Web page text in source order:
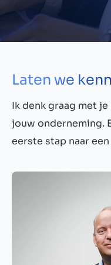
Laten we
Ik denk graag met
jouw onderneming.
eerste stap naar